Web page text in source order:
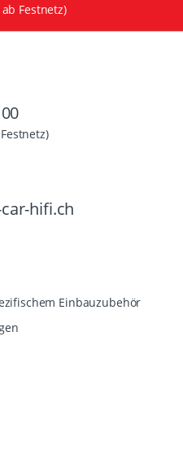
Festnetz)
hifi.ch
Einbauzubehör